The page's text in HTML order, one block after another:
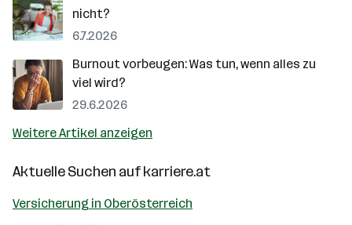
nicht?
6.7.2026
Burnout vorbeugen: Was tun, wenn alles zu
viel wird?
29.6.2026
Weitere Artikel anzeigen
Aktuelle Suchen aufkarriere.at
Versicherung in Oberösterreich